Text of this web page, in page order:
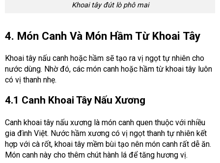
Khoai tây đút lò phô mai
4. Món Canh Và Món Hầm Từ Khoai Tây
Khoai tây nấu canh hoặc hầm sẽ tạo ra vị ngọt tự nhiên cho
nước dùng. Nhờ đó, các món canh hoặc hầm từ khoai tây luôn
có vị thanh nhẹ.
4.1 Canh Khoai Tây Nấu Xương
Canh khoai tây nấu xương là món canh quen thuộc với nhiều
gia đình Việt. Nước hầm xương có vị ngọt thanh tự nhiên kết
hợp với cà rốt, khoai tây mềm bùi tạo nên món canh rất dễ ăn.
Món canh này cho thêm chút hành lá để tăng hương vị.